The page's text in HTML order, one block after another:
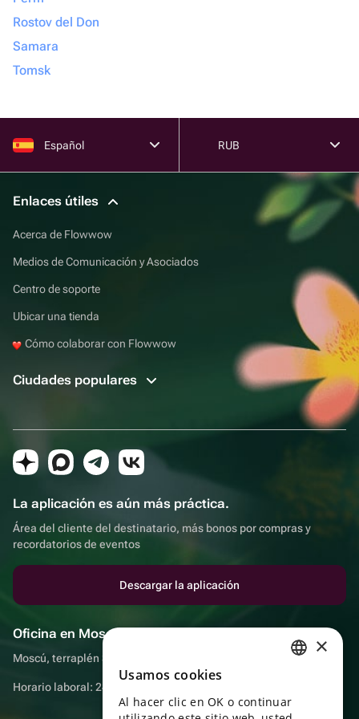
Rostov del Don
Samara
Tomsk
Español RUB
Enlaces útiles
Acerca de Flowwow
Medios de Comunicación y Asociados
Centro de soporte
Ubicar una tienda
Cómo colaborar con Flowwow
Ciudades populares
La aplicación es aún más práctica.
Área del cliente del destinatario, más bonos por compras y
recordatorios de eventos
Descargar la aplicación
Oficina en Moscú
Moscú, terraplén Sadovnicheskaya, 9, sala 2/3
Horario laboral: 24 horas
ENGLISH
×
Usamos cookies
Al hacer clic en OK o continuar